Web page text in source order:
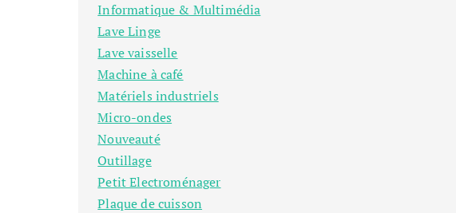
Informatique & Multimédia
Lave Linge
Lave vaisselle
Machine à café
Matériels industriels
Micro-ondes
Nouveauté
Outillage
Petit Electroménager
Plaque de cuisson